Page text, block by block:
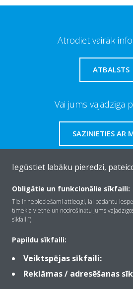
Atrodiet vairāk
ATBALSTS
Vai jums vajadzīga
SAZINIETIES AR
Par Daikin
Kontaktinformācija
Iegūstiet labāku pieredzi,
Obligātie un funkcionālie sīkfaili:
Tie ir nepieciešami attiecīgi, lai padarītu
tīmekļa vietnē un nodrošinātu jums
sīkfaili”).
Papildu sīkfaili:
Veiktspējas sīkfaili:
Reklāmas / adresēšanas